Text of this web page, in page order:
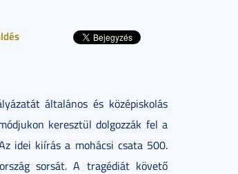
általános és középiskolás
keresztül dolgozzák fel a
idei kiírás a mohácsi csata 500.
sorsát. A tragédiát követő